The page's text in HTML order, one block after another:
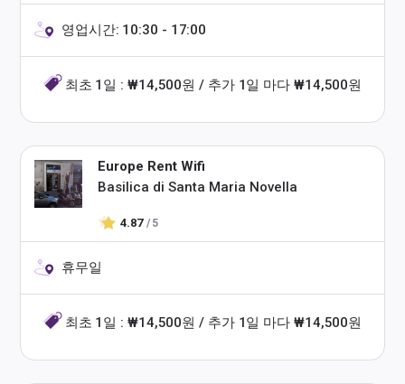
영업시간: 10:30 - 17:00
최초 1일 : ₩14,500원 / 추가 1일 마다 ₩14,500원
Europe Rent Wifi
Basilica di Santa Maria Novella
4.87 / 5
휴무일
최초 1일 : ₩14,500원 / 추가 1일 마다 ₩14,500원